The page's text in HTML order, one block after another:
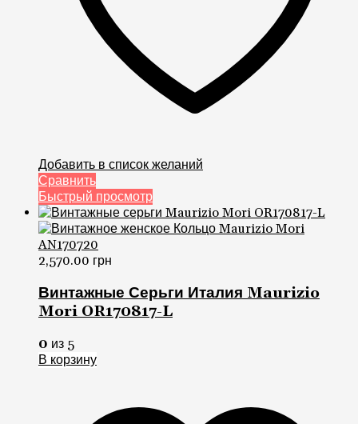
Добавить в список желаний
Сравнить
Быстрый просмотр
2,570.00 грн
Винтажные Серьги Италия Maurizio
Mori OR170817-L
0 из 5
В корзину